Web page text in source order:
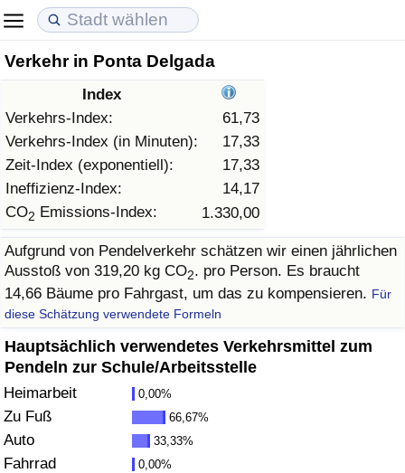
Verkehr in Ponta Delgada
Index
Verkehrs-Index:
61,73
Verkehrs-Index (in Minuten):
17,33
Zeit-Index (exponentiell):
17,33
Ineffizienz-Index:
14,17
CO2 Emissions-Index: 1.330,00
Aufgrund von Pendelverkehr schätzen wir einen jährlichen
Ausstoß von 319,20 kg CO2. pro Person. Es braucht
14,66 Bäume pro Fahrgast, um das zu kompensieren. Für
diese Schätzung verwendete Formeln
Hauptsächlich verwendetes Verkehrsmittel zum
Pendeln zur Schule/Arbeitsstelle
Heimarbeit 0,00%
Zu Fuß 66,67%
Auto 33,33%
Fahrrad 0,00%
Lebenshaltungskosten
Lebenshaltungskosten-Index (aktuell)
Lebenshaltungskosten-Index
Lebenshaltungskosten-Index nach Land
in Akaba
Immobilienpreise
Immobilienpreis-Index (aktuell)
Immobilienpreis-Index
Immobilienpreis-Index nach Land
Lebensqualität
Lebensqualität-Index
Lebensqualität-Index (aktuell)
Lebensqualitätsindex nach Land
Kriminalität
Kriminalitäts-Index (aktuell)
Kriminalitäts-Index
Kriminalitätsindex nach Land
Gesundheitsversorgung